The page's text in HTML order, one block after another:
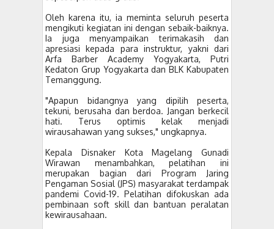
Oleh karena itu, ia meminta seluruh peserta
mengikuti kegiatan ini dengan sebaik-baiknya.
Ia juga menyampaikan terimakasih dan
apresiasi kepada para instruktur, yakni dari
Arfa Barber Academy Yogyakarta, Putri
Kedaton Grup Yogyakarta dan BLK Kabupaten
Temanggung.
"Apapun bidangnya yang dipilih peserta,
tekuni, berusaha dan berdoa. Jangan berkecil
hati. Terus optimis kelak menjadi
wirausahawan yang sukses," ungkapnya.
Kepala Disnaker Kota Magelang Gunadi
Wirawan menambahkan, pelatihan ini
merupakan bagian dari Program Jaring
Pengaman Sosial (JPS) masyarakat terdampak
pandemi Covid-19. Pelatihan difokuskan ada
pembinaan soft skill dan bantuan peralatan
kewirausahaan.